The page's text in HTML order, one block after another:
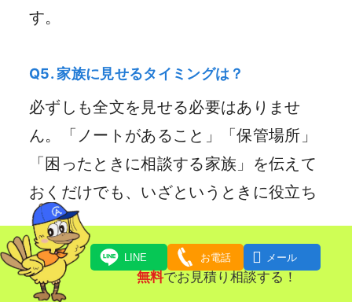
す。
Q5. 家族に見せるタイミングは？
必ずしも全文を見せる必要はありませ
ん。「ノートがあること」「保管場所」
「困ったときに相談する家族」を伝えて
おくだけでも、いざというときに役立ち
ます。
エンディングノートと遺品整理｜終活
LINE お電話  メール
無料でお見積り相談する！